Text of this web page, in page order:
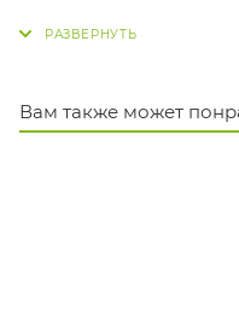
современной рабочей
просто кресло, это
Вам также может